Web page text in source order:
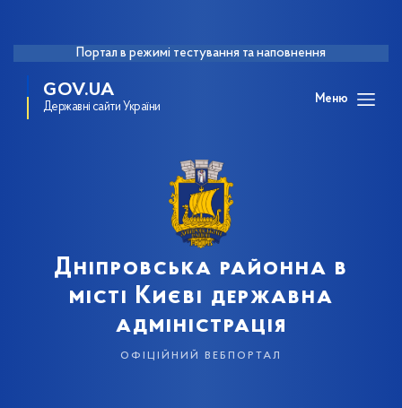
Портал в режимі тестування та наповнення
GOV.UA
Державні сайти України
Меню
Дніпровська районна в
місті Києві державна
адміністрація
офіційний вебпортал